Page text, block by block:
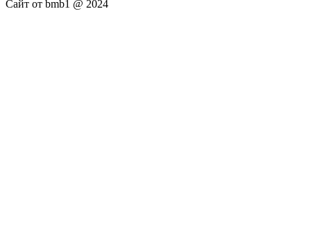
Сайт от bmb1 @ 2024